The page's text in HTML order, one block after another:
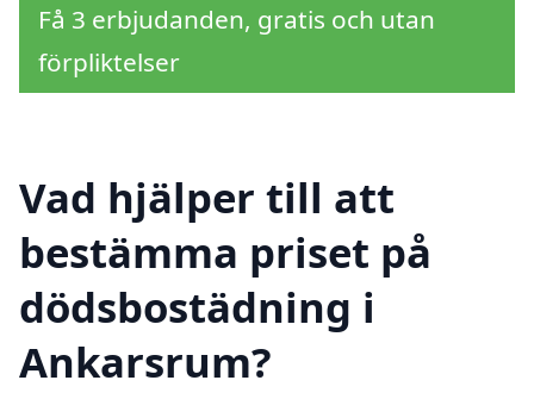
Få 3 erbjudanden, gratis och utan
förpliktelser
Vad hjälper till att
bestämma priset på
dödsbostädning i
Ankarsrum?